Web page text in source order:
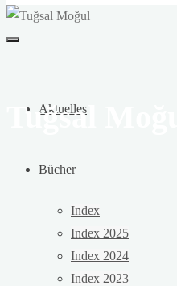
Aktuelles
Bücher
Index
Index 2025
Index 2024
Index 2023
Tuğsal Moğul